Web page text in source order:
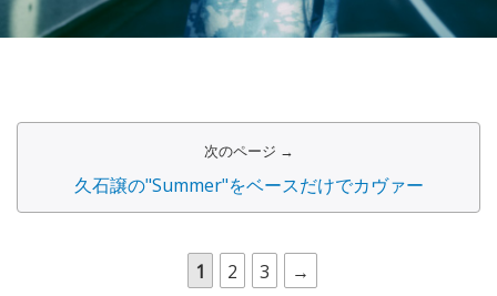
次のページ →
久石譲の"Summer"をベースだけでカヴァー
1 2 3 →